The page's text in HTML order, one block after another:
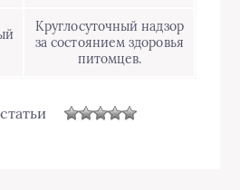
Круглосуточный надзор
за состоянием здоровья
питомцев.